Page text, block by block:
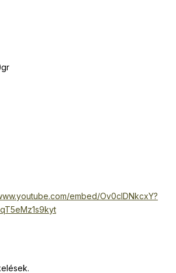
embed/Ov0cIDNkcxY?